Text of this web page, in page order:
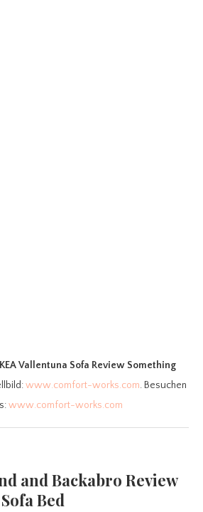
Vallentuna Sofa Review Something
www.comfort-works.com. Besuchen
www.comfort-works.com
and Backabro Review
Bed